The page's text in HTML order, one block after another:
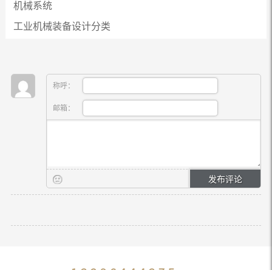
机械系统
工业机械装备设计分类
称呼：
邮箱：